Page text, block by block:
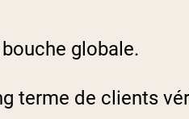
globale.
terme de clients